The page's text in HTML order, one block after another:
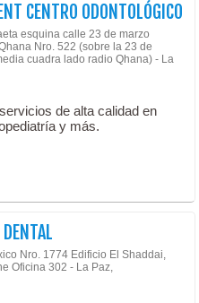
CENTRO ODONTOLÓGICO
esquina calle 23 de marzo
Nro. 522 (sobre la 23 de
cuadra lado radio Qhana) - La
de alta calidad en
y más.
Nro. 1774 Edificio El Shaddai,
Oficina 302 - La Paz,